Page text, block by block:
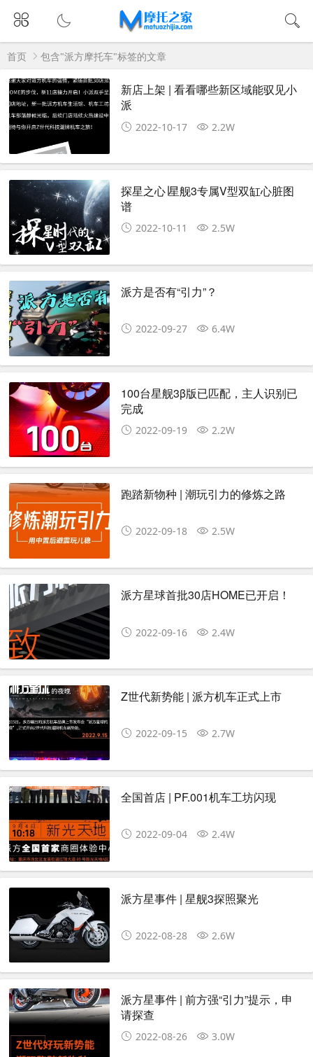
首页 包含"派方摩托车"标签的文章
新店上架 | 看看哪些新区域能驭见小
派
2022-10-17 2.2W
探星之心∣星舰3专属V型双缸心脏图
谱
2022-10-11 2.5W
派方是否有“引力”？
2022-09-27 6.4W
100台星舰3β版已匹配，主人识别已
完成
2022-09-19 2.2W
跑踏新物种 | 潮玩引力的修炼之路
2022-09-18 2.5W
派方星球首批30店HOME已开启！
2022-09-16 2.4W
Z世代新势能 | 派方机车正式上市
2022-09-15 2.7W
全国首店 | PF.001机车工坊闪现
2022-09-04 2.4W
派方星事件 | 星舰3探照聚光
2022-08-28 2.6W
派方星事件 | 前方强“引力”提示，申
请探查
2022-08-26 3.0W